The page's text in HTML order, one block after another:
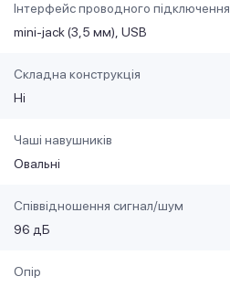
Інтерфейс проводного підключення
mini-jack (3,5 мм) USB
Складна конструкція
Ні
Чаші навушників
Овальні
Співвідношення сигнал/шум
96 дБ
Опір